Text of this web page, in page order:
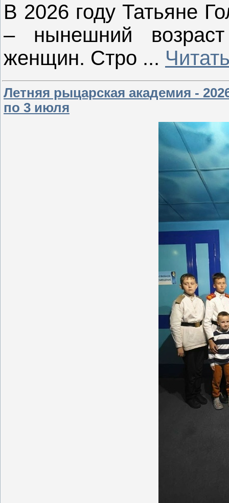
В 2026 году Татьяне
– нынешний
женщин. Стро ...
Летняя рыцарская академия -
по 3 июля